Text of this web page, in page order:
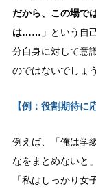
だから、この場で
は……」 という自
分自身に対して意
のではないでしょ
【例：役割期待に
例えば、「俺は学
なをまとめないと
「私はしっかり女